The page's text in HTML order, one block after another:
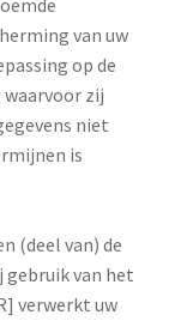
van uw
op de
waarvoor zij
niet
is
(deel van) de
van het
verwerkt uw